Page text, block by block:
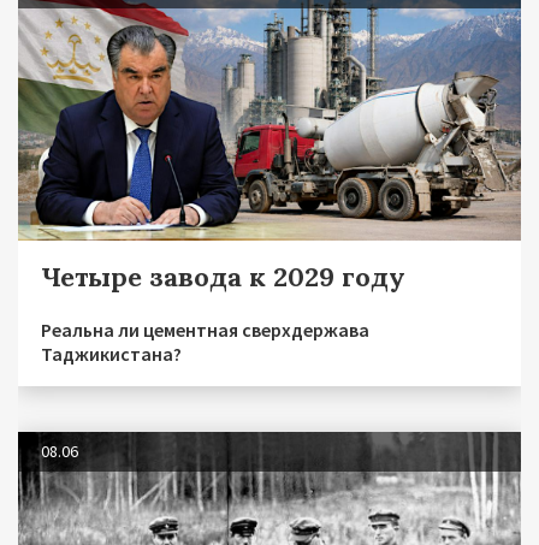
Четыре завода к 2029 году
Реальна ли цементная сверхдержава
Таджикистана?
08.06